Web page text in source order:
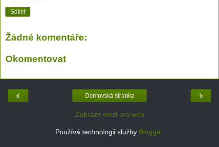
Sdílet
Žádné komentáře:
Okomentovat
‹ ›
Domovská stránka
Zobrazit verzi pro web
Používá technologii služby Blogger.